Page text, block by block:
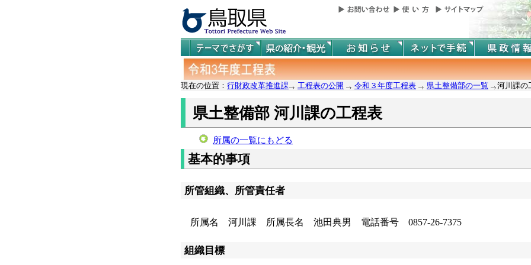
現在の位置： 行財政改革推進課 工程表の公開 令和３年度工程表 県土整備部の一覧 河川課の
県土整備部 河川課の工程表
所属の一覧にもどる
基本的事項
所管組織、所管責任者
所属名 河川課 所属長名 池田典男 電話番号 0857-26-7375
組織目標